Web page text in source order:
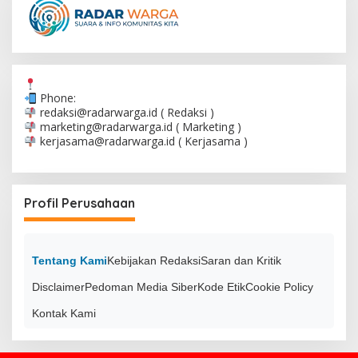
Phone:
redaksi@radarwarga.id ( Redaksi )
marketing@radarwarga.id ( Marketing )
kerjasama@radarwarga.id ( Kerjasama )
Profil Perusahaan
Tentang KamiKebijakan RedaksiSaran dan Kritik
DisclaimerPedoman Media SiberKode EtikCookie Policy
Kontak Kami